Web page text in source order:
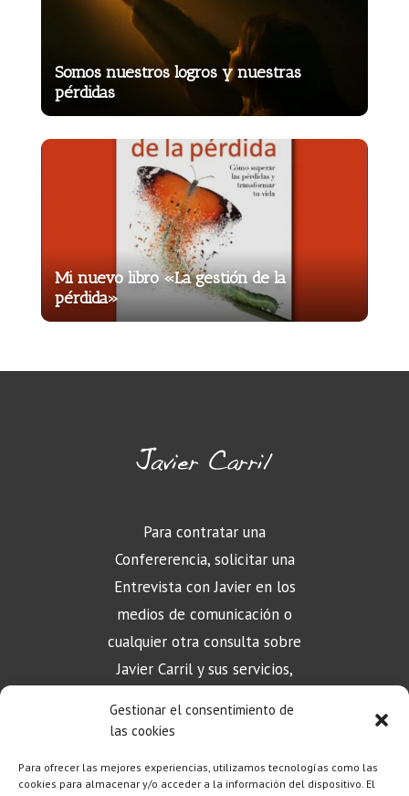
Gestionar el consentimiento de
las cookies
Para ofrecer las mejores experiencias, utilizamos tecnologías como las
cookies para almacenar y/o acceder a la información del dispositivo. El
Somos nuestros logros y nuestras
pérdidas
Mi nuevo libro «La gestión de la
pérdida»
Para contratar una
Confererencia, solicitar una
Entrevista con Javier en los
medios de comunicación o
cualquier otra consulta sobre
Javier Carril y sus servicios,
CONTACTO